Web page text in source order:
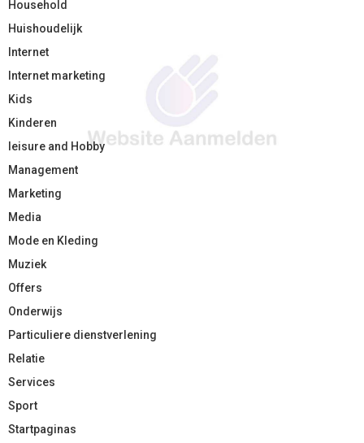
Household
Huishoudelijk
Internet
Internet marketing
Kids
Kinderen
leisure and Hobby
Management
Marketing
Media
Mode en Kleding
Muziek
Offers
Onderwijs
Particuliere dienstverlening
Relatie
Services
Sport
Startpaginas